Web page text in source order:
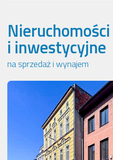
i inwestycyjne
na sprzedaż i wynajem